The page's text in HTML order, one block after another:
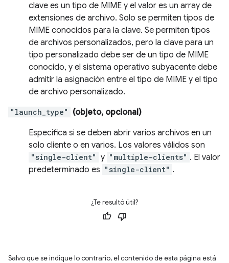
clave es un tipo de MIME y el valor es un array de
extensiones de archivo. Solo se permiten tipos de
MIME conocidos para la clave. Se permiten tipos
de archivos personalizados, pero la clave para un
tipo personalizado debe ser de un tipo de MIME
conocido, y el sistema operativo subyacente debe
admitir la asignación entre el tipo de MIME y el tipo
de archivo personalizado.
"launch_type"
(objeto, opcional)
Especifica si se deben abrir varios archivos en un
solo cliente o en varios. Los valores válidos son
"single-client" y "multiple-clients" . El valor
predeterminado es "single-client" .
¿Te resultó útil?
Salvo que se indique lo contrario, el contenido de esta página está